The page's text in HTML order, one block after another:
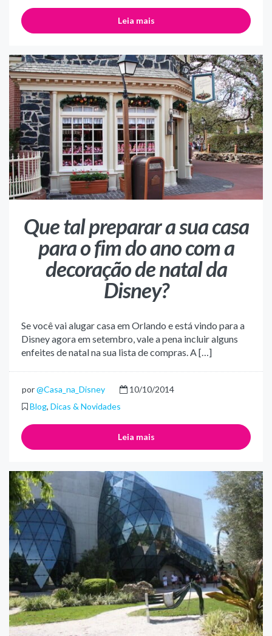
Leia mais
Que tal preparar a sua casa
para o fim do ano com a
decoração de natal da
Disney?
Se você vai alugar casa em Orlando e está vindo para a
Disney agora em setembro, vale a pena incluir alguns
enfeites de natal na sua lista de compras. A […]
por@Casa_na_Disney
10/10/2014
Blog, Dicas & Novidades
Leia mais